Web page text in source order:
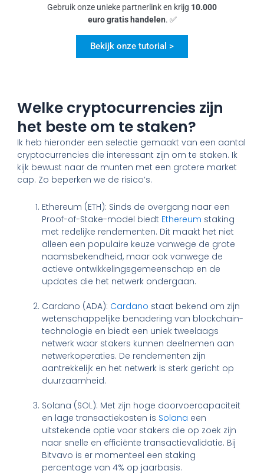
Gebruik onze unieke partnerlink en krijg 10.000
euro gratis handelen. ✅
Bekijk onze tutorial >
Welke cryptocurrencies zijn
het beste om te staken?
Ik heb hieronder een selectie gemaakt van een aantal
cryptocurrencies die interessant zijn om te staken. Ik
kijk bewust naar de munten met een grotere market
cap. Zo beperken we de risico’s.
Ethereum (ETH): Sinds de overgang naar een
Proof-of-Stake-model biedt Ethereum staking
met redelijke rendementen. Dit maakt het niet
alleen een populaire keuze vanwege de grote
naamsbekendheid, maar ook vanwege de
actieve ontwikkelingsgemeenschap en de
updates die het netwerk ondergaan.
Cardano (ADA): Cardano staat bekend om zijn
wetenschappelijke benadering van blockchain-
technologie en biedt een uniek tweelaags
netwerk waar stakers kunnen deelnemen aan
netwerkoperaties. De rendementen zijn
aantrekkelijk en het netwerk is sterk gericht op
duurzaamheid.
Solana (SOL): Met zijn hoge doorvoercapaciteit
en lage transactiekosten is Solana een
uitstekende optie voor stakers die op zoek zijn
naar snelle en efficiënte transactievalidatie. Bij
Bitvavo is er momenteel een staking
percentage van 4% op jaarbasis.